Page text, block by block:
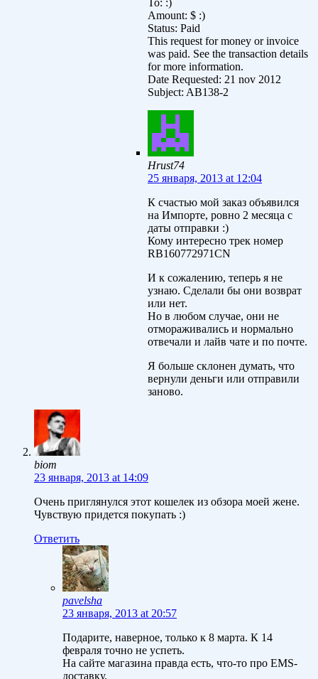
To: :)
Amount: $ :)
Status: Paid
This request for money or invoice
was paid. See the transaction details
for more information.
Date Requested: 21 nov 2012
Subject: AB138-2
Hrust74
25 января, 2013 at 12:04
К счастью мой заказ объявился
на Импорте, ровно 2 месяца с
даты отправки :)
Кому интересно трек номер
RB160772971CN
И к сожалению, теперь я не
узнаю. Сделали бы они возврат
или нет.
Но в любом случае, они не
отмораживались и нормально
отвечали и лайв чате и по почте.
Я больше склонен думать, что
вернули деньги или отправили
заново.
biom
23 января, 2013 at 14:09
Очень приглянулся этот кошелек из обзора моей жене.
Чувствую придется покупать :)
Ответить
pavelsha
23 января, 2013 at 20:57
Подарите, наверное, только к 8 марта. К 14
февраля точно не успеть.
На сайте магазина правда есть, что-то про EMS-
доставку.